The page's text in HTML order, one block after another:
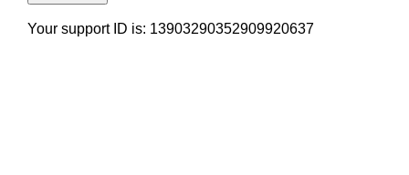
Your support ID is: 13903290352909920637